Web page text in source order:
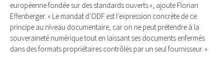
européenne fondée sur des standards ouverts », ajoute Florian
Effenberger. « Le mandat d’ODF est l’expression concrète de ce
principe au niveau documentaire, car on ne peut prétendre à la
souveraineté numérique tout en laissant ses documents enfermés
dans des formats propriétaires contrôlés par un seul fournisseur. »